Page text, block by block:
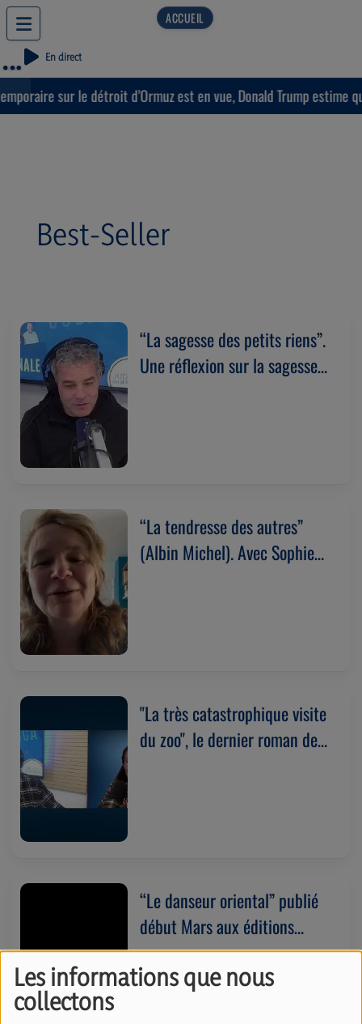
Les informations que nous
collectons
En direct
sur le détroit d’Ormuz est en vue, Donald Trump estime que
Best-Seller
“La sagesse des petits riens”.
Une réflexion sur la sagesse
“La tendresse des autres”
(Albin Michel). Avec Sophie
"La très catastrophique visite
du zoo", le dernier roman de
“Le danseur oriental” publié
début Mars aux éditions
Grasset. Avec Metin Arditi
(27/03/2025)